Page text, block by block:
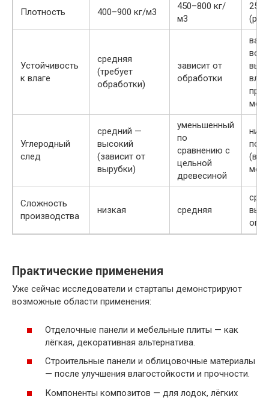
Плотность 400–900 кг/м3
450–800 кг/
м3
Устойчивость
к влаге
средняя
(требует
обработки)
зависит от
обработки
при
Углеродный
след
средний —
высокий
(зависит от
вырубки)
уменьшенный
по
сравнению с
цельной
древесиной
(в
Сложность
производства
низкая средняя
Практические применения
Уже сейчас исследователи и стартапы демонстрируют
возможные области применения:
Отделочные панели и мебельные плиты — как
лёгкая, декоративная альтернатива.
Строительные панели и облицовочные материалы
— после улучшения влагостойкости и прочности.
Компоненты композитов — для лодок, лёгких